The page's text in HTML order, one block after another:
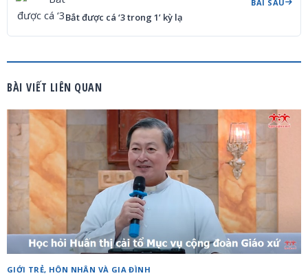
BÀI SAU
Bắt được cá ‘3 trong 1’ kỳ lạ
BÀI VIẾT LIÊN QUAN
GIỚI TRẺ, HÔN NHÂN VÀ GIA ĐÌNH